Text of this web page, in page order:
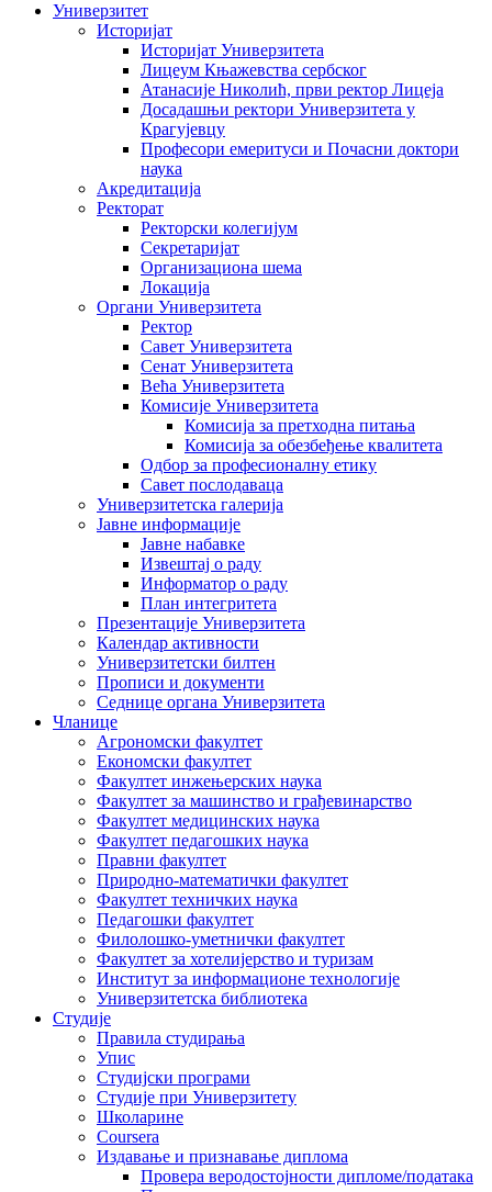
Универзитет
Историјат
Историјат Универзитета
Лицеум Књажевства сербског
Атанасије Николић, први ректор Лицеја
Досадашњи ректори Универзитета у
Крагујевцу
Професори емеритуси и Почасни доктори
наука
Акредитација
Ректорат
Ректорски колегијум
Секретаријат
Организациона шема
Локација
Органи Универзитета
Ректор
Савет Универзитета
Сенат Универзитета
Већа Универзитета
Комисије Универзитета
Комисија за претходна питања
Комисија за обезбеђење квалитета
Одбор за професионалну етику
Савет послодаваца
Универзитетска галерија
Јавне информације
Јавне набавке
Извештај о раду
Информатор о раду
План интегритета
Презентације Универзитета
Календар активности
Универзитетски билтен
Прописи и документи
Седнице органа Универзитета
Чланице
Агрономски факултет
Економски факултет
Факултет инжењерских наука
Факултет за машинство и грађевинарство
Факултет медицинских наука
Факултет педагошких наука
Правни факултет
Природно-математички факултет
Факултет техничких наука
Педагошки факултет
Филолошко-уметнички факултет
Факултет за хотелијерство и туризам
Институт за информационе технологије
Универзитетска библиотека
Студије
Правила студирања
Упис
Студијски програми
Студије при Универзитету
Школарине
Coursera
Издавање и признавање диплома
Провера веродостојности дипломе/података